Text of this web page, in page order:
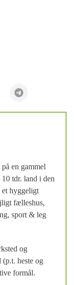
en gammel
tdr. land i den
hyggeligt
fælleshus,
sport & leg
og
heste og
formål.